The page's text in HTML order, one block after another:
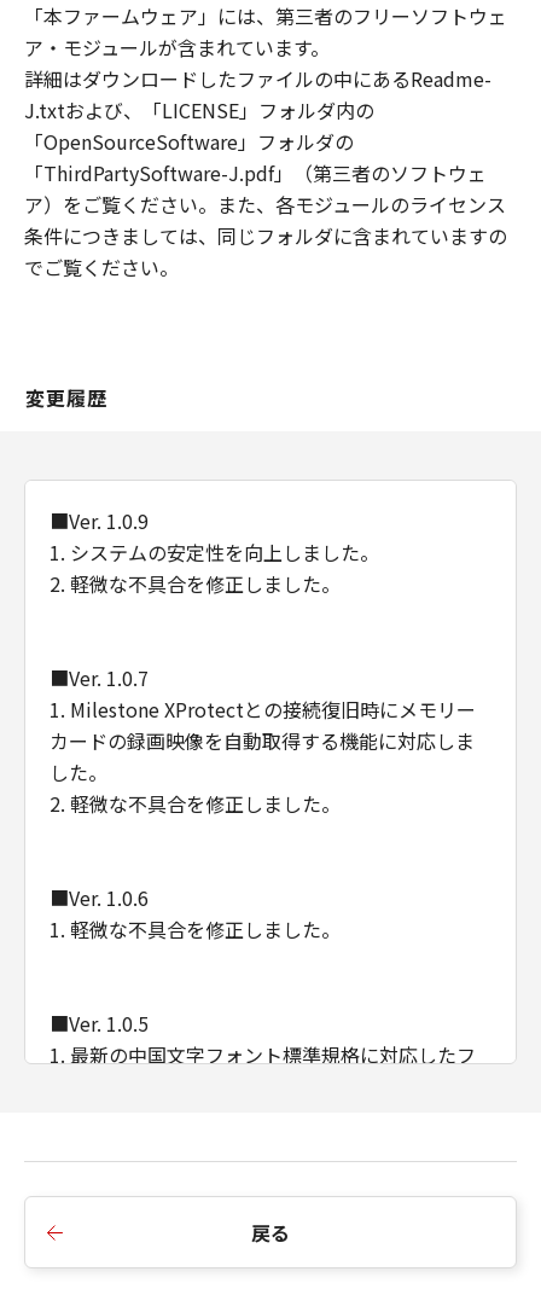
保証の否認・免責
(1) 「本ファームウェア」及び「本プログ
ラム」は、『現状のまま』の状態で使用許
諾されます。キヤノン、キヤノンの子会
社、キヤノンの関連会社、それらの販売代
理店または販売店、またはキヤノンのライ
センサーのいずれも、｢本ファームウェア｣
及び「本プログラム」に関して、商品性お
よび特定の目的への適合性の保証を含め、
の関連会社、それらの販売代理店または販
るいかなる損害（逸失利益およびその他の
派生的または付随的な損害を含むがこれら
に限定されない全ての損害を言います。）
たとえ、キヤノン、キヤノンの子会社、キ
ヤノンの関連会社、それらの販売代理店ま
たは販売店、またはキヤノンのライセンサ
ていた場合でも同様です。
売店、またはキヤノンのライセンサーのい
ずれも、「本ファームウェア」及び「本プ
者との間に生じたいかなる紛争について
も、一切責任を負わないものとします。
国の全ての輸出管理法、規制および規則を
遵守することを表明および保証いただくと
ともに、当該輸出管理法、規制および規則
に違反して、または日本国政府または関連
「本ファームウェア」には、第三者のフリーソフトウェ
ア・モジュールが含まれています。
詳細はダウンロードしたファイルの中にあるReadme-
J.txtおよび、「LICENSE」フォルダ内の
「OpenSourceSoftware」フォルダの
「ThirdPartySoftware-J.pdf」（第三者のソフトウェ
ア）をご覧ください。また、各モジュールのライセンス
条件につきましては、同じフォルダに含まれていますの
でご覧ください。
変更履歴
■Ver. 1.0.9
1. システムの安定性を向上しました。
2. 軽微な不具合を修正しました。
■Ver. 1.0.7
1. Milestone XProtectとの接続復旧時にメモリー
カードの録画映像を自動取得する機能に対応しま
した。
2. 軽微な不具合を修正しました。
■Ver. 1.0.6
1. 軽微な不具合を修正しました。
■Ver. 1.0.5
1. 最新の中国文字フォント標準規格に対応したフ
■Ver. 1.0.3
戻る